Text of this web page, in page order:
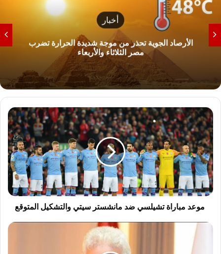
أخبار
الأرصاد الجوية تحذر من موجة شديدة الحرارة تضرب
مصر الثلاثاء والأربعاء
م
و
ع
د
م
ب
ا
ر
ت
موعد مباراة تشيلسي ضد مانشستر سيتي والتشكيل المتوقع
م